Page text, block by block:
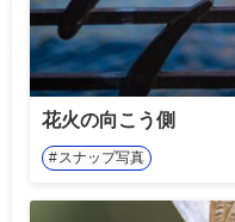
花火の向こう側
スナップ写真